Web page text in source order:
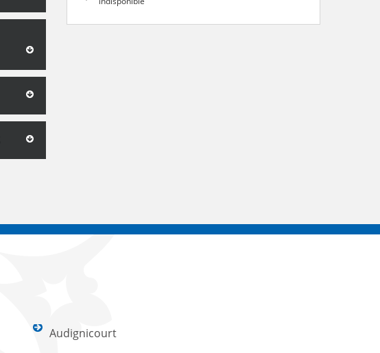
Audignicourt